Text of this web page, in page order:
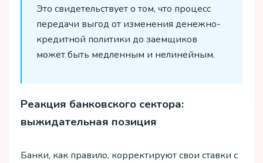
Это свидетельствует о том, что процесс
передачи выгод от изменения денежно-
кредитной политики до заемщиков
может быть медленным и нелинейным.
Реакция банковского сектора:
выжидательная позиция
Банки, как правило, корректируют свои ставки с